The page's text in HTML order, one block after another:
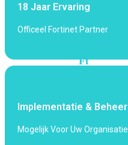
Points
bekijken
Fi
Fi
Wi-
18 Jaar Ervaring
Officeel Fortinet Partner
Implementatie & Beheer
Mogelijk Voor Uw Organisatie